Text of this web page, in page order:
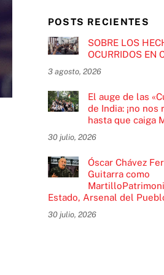
POSTS RECIENTES
SOBRE LOS
OCURRIDOS EN
3 agosto, 2026
El auge de las
de India: ¡no nos
hasta que caiga
30 julio, 2026
Óscar Chávez
Guitarra como
Estado, Arsenal del
30 julio, 2026